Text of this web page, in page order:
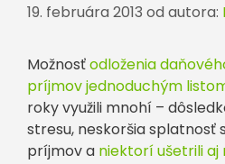
19. februára 2013 od autora:
Možnosťodloženia
príjmov jednoduchým
roky využili mnohí –
stresu, neskoršia splatnosť
príjmov a niektorí ušetrili aj